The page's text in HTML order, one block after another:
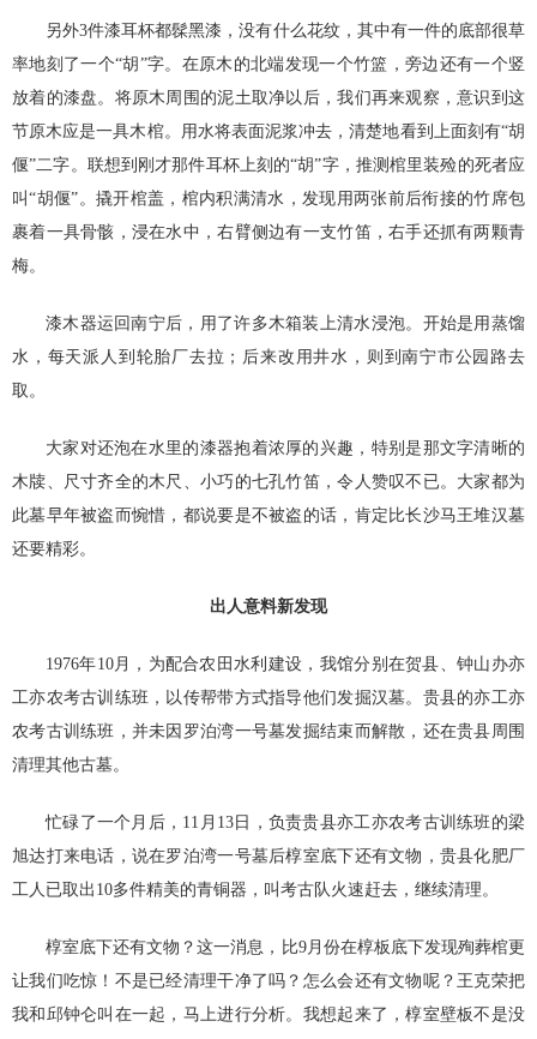
另外3件漆耳杯都髹黑漆，没有什么花纹，其中有一件的底部很草
率地刻了一个“胡”字。在原木的北端发现一个竹篮，旁边还有一个竖
放着的漆盘。将原木周围的泥土取净以后，我们再来观察，意识到这
节原木应是一具木棺。用水将表面泥浆冲去，清楚地看到上面刻有“胡
偃”二字。联想到刚才那件耳杯上刻的“胡”字，推测棺里装殓的死者应
叫“胡偃”。撬开棺盖，棺内积满清水，发现用两张前后衔接的竹席包
裹着一具骨骸，浸在水中，右臂侧边有一支竹笛，右手还抓有两颗青
梅。
漆木器运回南宁后，用了许多木箱装上清水浸泡。开始是用蒸馏
水，每天派人到轮胎厂去拉；后来改用井水，则到南宁市公园路去
取。
大家对还泡在水里的漆器抱着浓厚的兴趣，特别是那文字清晰的
木牍、尺寸齐全的木尺、小巧的七孔竹笛，令人赞叹不已。大家都为
此墓早年被盗而惋惜，都说要是不被盗的话，肯定比长沙马王堆汉墓
还要精彩。
出人意料新发现
1976年10月，为配合农田水利建设，我馆分别在贺县、钟山办亦
工亦农考古训练班，以传帮带方式指导他们发掘汉墓。贵县的亦工亦
农考古训练班，并未因罗泊湾一号墓发掘结束而解散，还在贵县周围
清理其他古墓。
忙碌了一个月后，11月13日，负责贵县亦工亦农考古训练班的梁
旭达打来电话，说在罗泊湾一号墓后椁室底下还有文物，贵县化肥厂
工人已取出10多件精美的青铜器，叫考古队火速赶去，继续清理。
椁室底下还有文物？这一消息，比9月份在椁板底下发现殉葬棺更
让我们吃惊！不是已经清理干净了吗？怎么会还有文物呢？王克荣把
我和邱钟仑叫在一起，马上进行分析。我想起来了，椁室壁板不是没